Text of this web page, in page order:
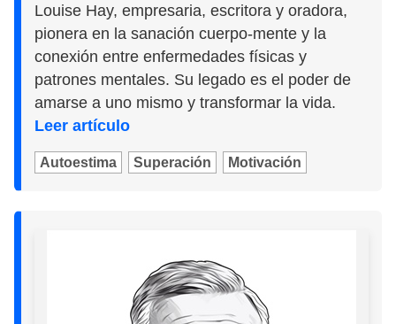
Louise Hay, empresaria, escritora y oradora,
pionera en la sanación cuerpo-mente y la
conexión entre enfermedades físicas y
patrones mentales. Su legado es el poder de
amarse a uno mismo y transformar la vida.
Leer artículo
Autoestima Superación Motivación